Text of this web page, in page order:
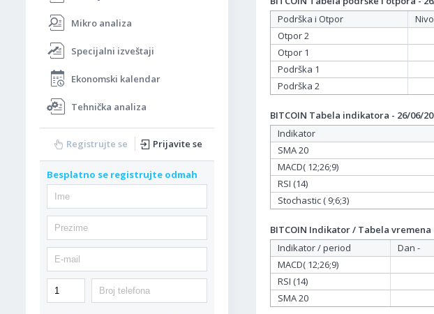
Mikro analiza
Specijalni izveštaji
Ekonomski kalendar
Tehnička analiza
Registrujte se Prijavite se
Besplatno se registrujte odmah
Podrška i Otpor
Nivo
Otpor 2
Otpor 1
Podrška 1
Podrška 2
BITCOIN Tabela indikatora - 26/06/
Indikator
SMA 20
MACD( 12;26;9)
RSI (14)
Stochastic ( 9;6;3)
BITCOIN Indikator / Tabela vremena
Indikator / period
Dan -
MACD( 12;26;9)
RSI (14)
SMA 20